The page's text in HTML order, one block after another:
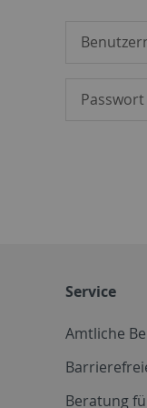
Service
Amtliche
Beratung